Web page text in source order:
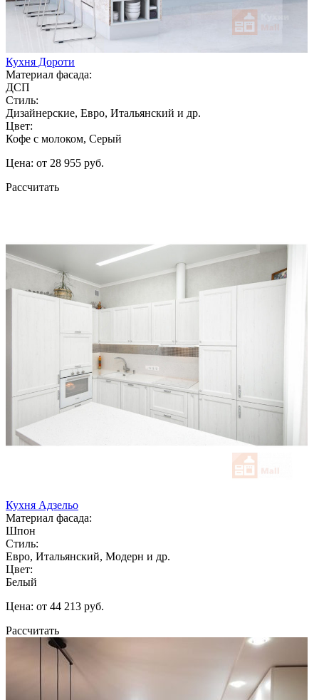
Кухня Дороти
Материал фасада:
ДСП
Стиль:
Дизайнерские, Евро, Итальянский и др.
Цвет:
Кофе с молоком, Серый
Цена: от 28 955 руб.
Рассчитать
Кухня Адзельо
Материал фасада:
Шпон
Стиль:
Евро, Итальянский, Модерн и др.
Цвет:
Белый
Цена: от 44 213 руб.
Рассчитать